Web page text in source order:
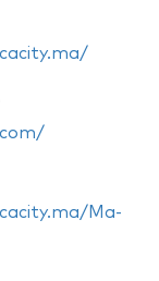
Ma-